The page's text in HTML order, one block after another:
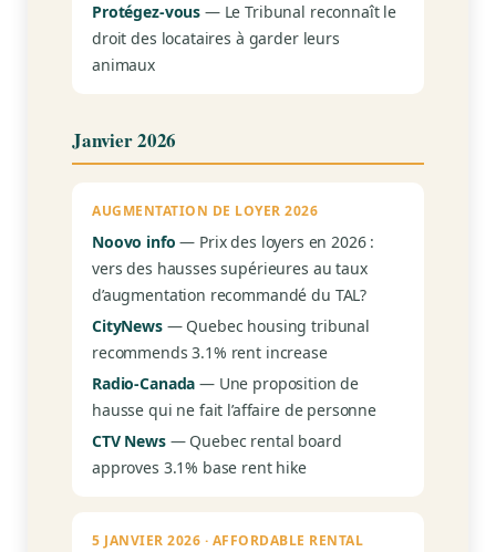
Protégez-vous — Le Tribunal reconnaît le
droit des locataires à garder leurs
animaux
Janvier 2026
AUGMENTATION DE LOYER 2026
Noovo info — Prix des loyers en 2026 :
vers des hausses supérieures au taux
d’augmentation recommandé du TAL?
CityNews— Quebec housing tribunal
recommends 3.1% rent increase
Radio-Canada — Une proposition de
hausse qui ne fait l’affaire de personne
CTV News— Quebec rental board
approves 3.1% base rent hike
5 JANVIER 2026 · AFFORDABLE RENTAL